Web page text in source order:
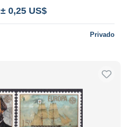
± 0,25 US$
Privado